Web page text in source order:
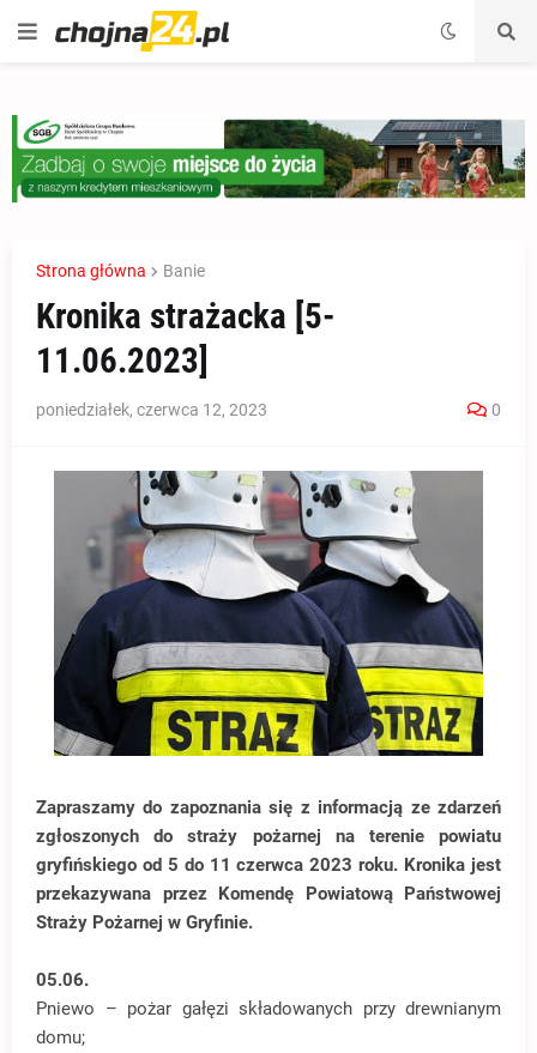
Strona główna Banie
Kronika strażacka [5-
11.06.2023]
poniedziałek, czerwca 12, 2023 0
Zapraszamy do zapoznania się z informacją ze zdarzeń
zgłoszonych do straży pożarnej na terenie powiatu
gryfińskiego od 5 do 11 czerwca 2023 roku. Kronika jest
przekazywana przez Komendę Powiatową Państwowej
Straży Pożarnej w Gryfinie.
05.06.
Pniewo – pożar gałęzi składowanych przy drewnianym
domu;